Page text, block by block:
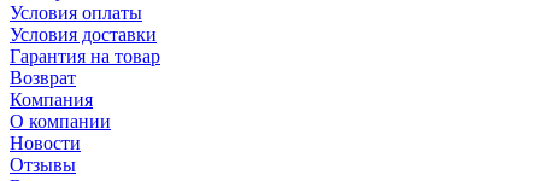
Условия оплаты
Условия доставки
Гарантия на товар
Возврат
Компания
О компании
Новости
Отзывы